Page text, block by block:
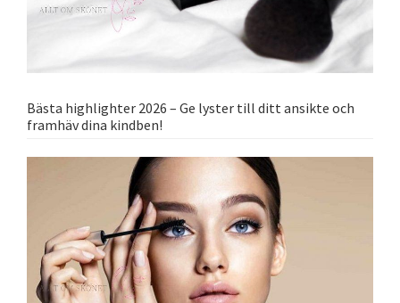
Bästa highlighter 2026 – Ge lyster till ditt ansikte och
framhäv dina kindben!